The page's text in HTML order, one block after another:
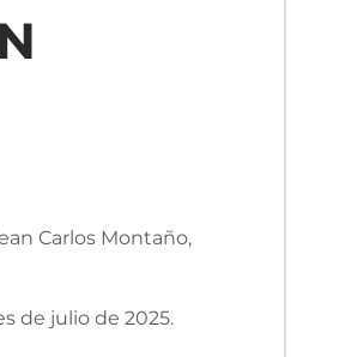
Carlos Montaño,
de julio de 2025.